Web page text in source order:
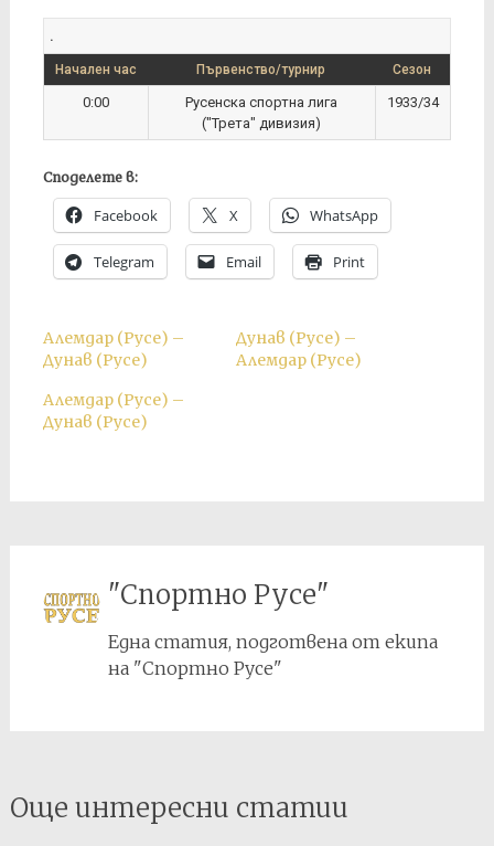
.
Начален час Първенство/турнир Сезон
0:00
Русенска спортна лига
("Трета" дивизия)
1933/34
Споделете в:
Facebook X WhatsApp
Telegram Email Print
Алемдар (Русе) –
Дунав (Русе)
Дунав (Русе) –
Алемдар (Русе)
Алемдар (Русе) –
Дунав (Русе)
"Спортно Русе"
Една статия, подготвена от екипа
на "Спортно Русе"
Post
navigation
Още интересни статии